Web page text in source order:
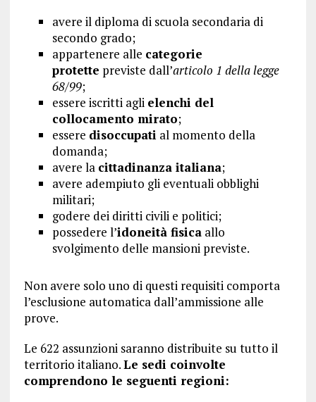
avere il diploma di scuola secondaria di
secondo grado;
appartenere alle categorie
protette previste dall’articolo 1 della legge
68/99;
essere iscritti agli elenchi del
collocamento mirato;
essere disoccupati al momento della
domanda;
avere la cittadinanza italiana;
avere adempiuto gli eventuali obblighi
militari;
godere dei diritti civili e politici;
possedere l’idoneità fisicaallo
svolgimento delle mansioni previste.
Non avere solo uno di questi requisiti comporta
l’esclusione automatica dall’ammissione alle
prove.
Le 622 assunzioni saranno distribuite su tutto il
territorio italiano.Le sedi coinvolte
comprendono le seguenti regioni: